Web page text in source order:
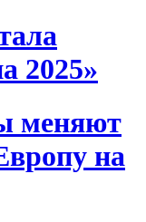
2025»
меняют
на